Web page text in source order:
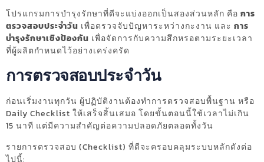
โปรแกรมการบำรุงรักษาที่ดีจะแบ่งออกเป็นสองส่วนหลัก คือ การ
ตรวจสอบประจำวัน เพื่อตรวจจับปัญหาระหว่างกะงาน และ การ
บำรุงรักษาเชิงป้องกัน เพื่อจัดการกับความสึกหรอตามระยะเวลา
ที่ผู้ผลิตกำหนดไว้อย่างเคร่งครัด
การตรวจสอบประจำวัน
ก่อนเริ่มงานทุกวัน ผู้ปฏิบัติงานต้องทำการตรวจสอบพื้นฐาน หรือ
Daily Checklist ให้เสร็จสิ้นเสมอ โดยขั้นตอนนี้ใช้เวลาไม่เกิน
15 นาที แต่มีความสำคัญต่อความปลอดภัยตลอดทั้งวัน
รายการตรวจสอบ (Checklist) ที่ดีจะครอบคลุมระบบหลักดังต่อ
ไปนี้: